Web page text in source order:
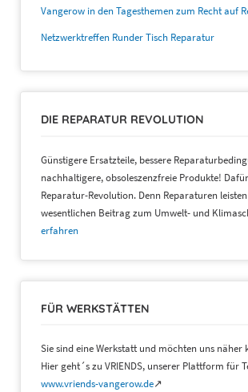
Vangerow in den Tagesthemen zum Recht auf
Netzwerktreffen Runder Tisch Reparatur
DIE REPARATUR REVOLUTION
Günstigere Ersatzteile, bessere
nachhaltigere, obsoleszenzfreie Produkte!
Reparatur-Revolution. Denn Reparaturen
wesentlichen Beitrag zum Umwelt- und
erfahren
FÜR WERKSTÄTTEN
Sie sind eine Werkstatt und möchten uns näher
Hier geht´s zu VRIENDS, unserer Plattform für
www.vriends-vangerow.de↗